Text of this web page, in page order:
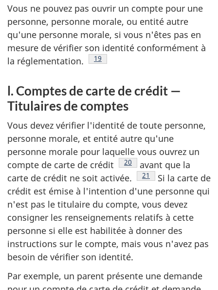
Vous ne pouvez pas ouvrir un compte pour une
personne, personne morale, ou entité autre
qu'une personne morale, si vous n'êtes pas en
mesure de vérifier son identité conformément à
la réglementation.
Note de bas de page
19
l. Comptes de carte de crédit —
Titulaires de comptes
Vous devez vérifier l'identité de toute personne,
personne morale, et entité autre qu'une
personne morale pour laquelle vous ouvrez un
compte de carte de crédit
Note de bas de page
20
avant que la
carte de crédit ne soit activée.
Note de bas de page
21
Si la carte de
crédit est émise à l'intention d'une personne qui
n'est pas le titulaire du compte, vous devez
consigner les renseignements relatifs à cette
personne si elle est habilitée à donner des
instructions sur le compte, mais vous n'avez pas
besoin de vérifier son identité.
Par exemple, un parent présente une demande